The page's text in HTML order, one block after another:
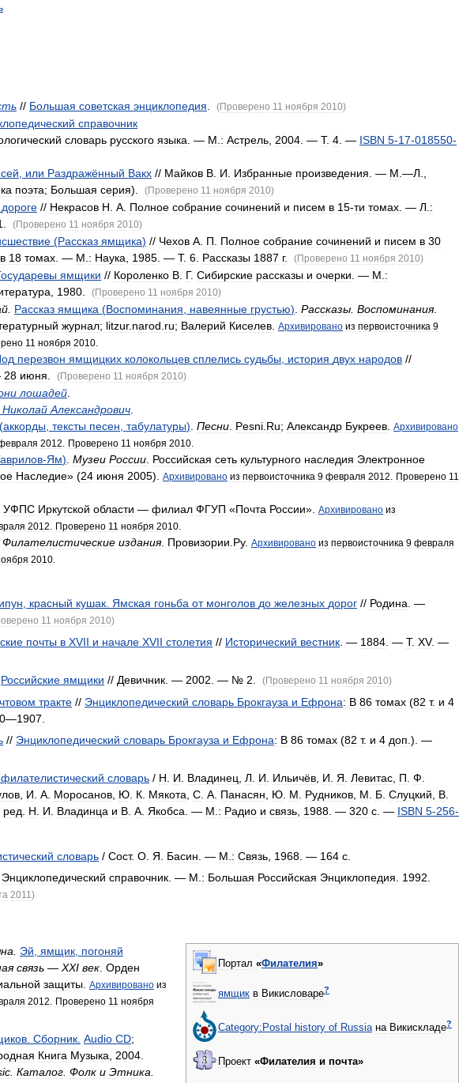
// Большая советская энциклопедия. (Проверено 11 ноября 2010)
справочник
словарь русского языка. — М.: Астрель, 2004. — Т. 4. — ISBN 5-17-018550-
, или Раздражённый Вакх // Майков В. И. Избранные произведения. — М.—Л.,
поэта; Большая серия). (Проверено 11 ноября 2010)
дороге // Некрасов Н. А. Полное собрание сочинений и писем в 15-ти томах. — Л.:
. (Проверено 11 ноября 2010)
(Рассказ ямщика) // Чехов А. П. Полное собрание сочинений и писем в 30
в 18 томах. — М.: Наука, 1985. — Т. 6. Рассказы 1887 г. (Проверено 11 ноября 2010)
ямщики // Короленко В. Г. Сибирские рассказы и очерки. — М.:
, 1980. (Проверено 11 ноября 2010)
. Рассказ ямщика (Воспоминания, навеянные грустью). Рассказы. Воспоминания.
журнал; litzur.narod.ru; Валерий Киселев. Архивировано из первоисточника 9
11 ноября 2010
перезвон ямщицких колокольцев сплелись судьбы, история двух народов //
28 июня. (Проверено 11 ноября 2010)
лошадей.
Николай Александрович.
(аккорды, тексты песен, табулатуры). Песни. Pesni.Ru; Александр Букреев. Архивировано
2012 Проверено 11 ноября 2010
-Ям). Музеи России. Российская сеть культурного наследия Электронное
Наследие» (24 июня 2005). Архивировано из первоисточника 9 февраля 2012 Проверено 11
УФПС Иркутской области — филиал ФГУП «Почта России». Архивировано из
2012 Проверено 11 ноября 2010
Филателистические издания. Провизории.Ру. Архивировано из первоисточника 9 февраля
2010
, красный кушак. Ямская гоньба от монголов до железных дорог // Родина. —
11 ноября 2010)
почты в XVII и начале XVII столетия // Исторический вестник. — 1884. — Т. XV. —
Российские ямщики // Девичник. — 2002. — № 2. (Проверено 11 ноября 2010)
тракте // Энциклопедический словарь Брокгауза и Ефрона: В 86 томах (82 т. и 4
—1907.
// Энциклопедический словарь Брокгауза и Ефрона: В 86 томах (82 т. и 4 доп.). —
филателистический словарь / Н. И. Владинец, Л. И. Ильичёв, И. Я. Левитас, П. Ф.
, И. А. Моросанов, Ю. К. Мякота, С. А. Панасян, Ю. М. Рудников, М. Б. Слуцкий, В.
ред. Н. И. Владинца и В. А. Якобса. — М.: Радио и связь, 1988. — 320 с. — ISBN 5-256-
словарь / Сост. О. Я. Басин. — М.: Связь, 1968. — 164 с.
Энциклопедический справочник. — М.: Большая Российская Энциклопедия. 1992.
2011)
Портал «Филателия»
ямщик в Викисловаре?
Category:Postal history of Russia на Викискладе?
Проект «Филателия и почта»
. Эй, ямщик, погоняй
связь — XXI век. Орден
защиты. Архивировано из
2012 Проверено 11 ноября
. Сборник. Audio CD;
Книга Музыка, 2004.
. Каталог. Фолк и Этника.